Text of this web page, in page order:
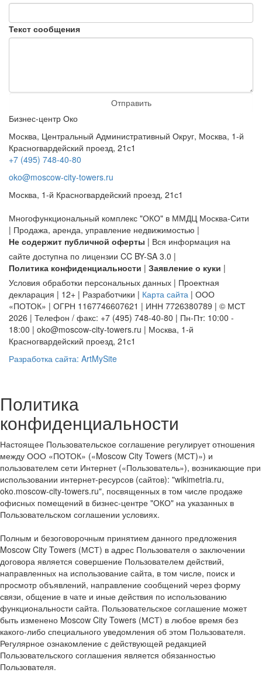
Текст сообщения
Отправить
Бизнес-центр Око
Москва, Центральный Административный Округ, Москва, 1-й
Красногвардейский проезд, 21с1
+7 (495) 748-40-80
oko@moscow-city-towers.ru
Москва, 1-й Красногвардейский проезд, 21с1
Многофункциональный комплекс "ОКО" в ММДЦ Москва-Сити
| Продажа, аренда, управление недвижимостью |
Не содержит публичной оферты | Вся информация на
сайте доступна по лицензии CC BY-SA 3.0 |
Политика конфиденциальности | Заявление о куки |
Условия обработки персональных данных | Проектная
декларация | 12+ | Разработчики | Карта сайта | ООО
«ПОТОК» | ОГРН 1167746607621 | ИНН 7726380789 | © МСТ
2026 | Телефон / факс: +7 (495) 748-40-80 | Пн-Пт: 10:00 -
18:00 | oko@moscow-city-towers.ru | Москва, 1-й
Красногвардейский проезд, 21с1
Разработка сайта: ArtMySite
Политика
конфиденциальности
Настоящее Пользовательское соглашение регулирует отношения
между ООО «ПОТОК» («Moscow City Towers (МСТ)») и
пользователем сети Интернет («Пользователь»), возникающие при
использовании интернет-ресурсов (сайтов): "wikimetria.ru,
oko.moscow-city-towers.ru", посвященных в том числе продаже
офисных помещений в бизнес-центре "ОКО" на указанных в
Пользовательском соглашении условиях.
Полным и безоговорочным принятием данного предложения
Moscow City Towers (МСТ) в адрес Пользователя о заключении
договора является совершение Пользователем действий,
направленных на использование сайта, в том числе, поиск и
просмотр объявлений, направление сообщений через форму
связи, общение в чате и иные действия по использованию
функциональности сайта. Пользовательское соглашение может
быть изменено Moscow City Towers (МСТ) в любое время без
какого-либо специального уведомления об этом Пользователя.
Регулярное ознакомление с действующей редакцией
Пользовательского соглашения является обязанностью
Пользователя.